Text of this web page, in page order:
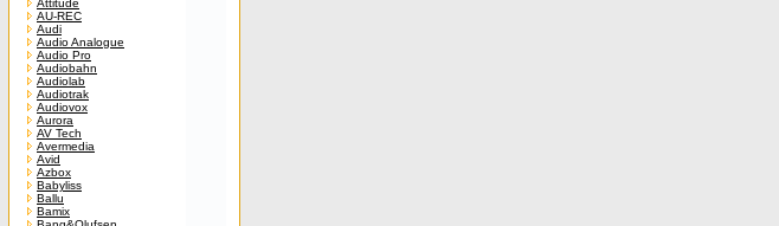
Attitude
AU-REC
Audi
Audio Analogue
Audio Pro
Audiobahn
Audiolab
Audiotrak
Audiovox
Aurora
AV Tech
Avermedia
Avid
Azbox
Babyliss
Ballu
Bamix